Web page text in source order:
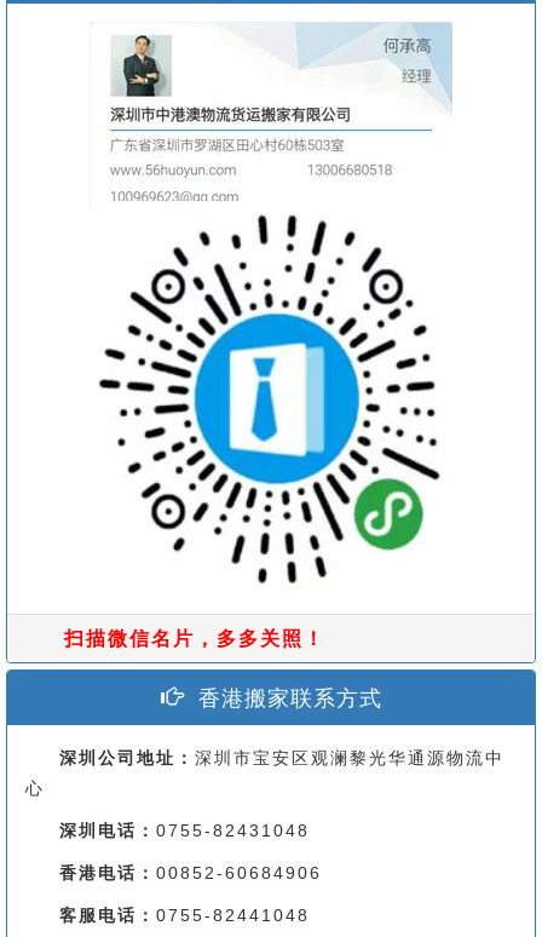
扫描微信名片，多多关照！
香港搬家联系方式
深圳公司地址： 深圳市宝安区观澜黎光华通源物流中
心
深圳电话： 0755-82431048
香港电话： 00852-60684906
客服电话： 0755-82441048